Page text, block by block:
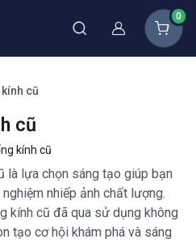
Thành viên
0
kính cũ
cũ
kính cũ
là lựa chọn sáng tạo giúp bạn
nhiếp ảnh chất lượng.
kính cũ đã qua sử dụng không
tạo cơ hội khám phá và sáng